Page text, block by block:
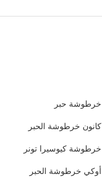
خرطوشة حبر
كانون خرطوشة الحبر
خرطوشة كيوسيرا تونر
أوكي خرطوشة الحبر